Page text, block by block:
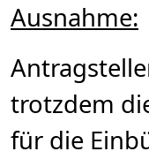
Ausnahme:
trotzdem
für die